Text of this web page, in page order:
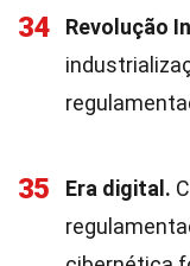
34 Revolução
35 Era digital.